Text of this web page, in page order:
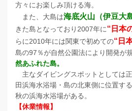
方々にお楽しみ頂ける海。
また、大島は海底火山（伊豆大
きた島となっており2007年に“日本
らに2010年には関東で初めての“日
島の97％が自然公園法により開発が
然あふれた島。
主なダイビングスポットとしては
田浜海水浴場・島の北東側に位置す
秋の浜海水浴場がある。
【休業情報】